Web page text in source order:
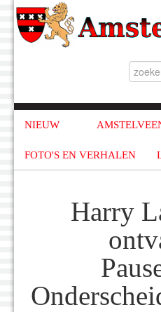
NIEUW
FOTO'S EN VERHALEN
Harry